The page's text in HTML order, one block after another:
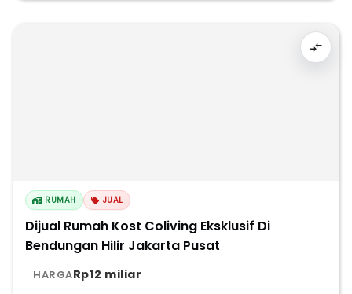
RUMAH JUAL
Dijual Rumah Kost Coliving Eksklusif Di
Bendungan Hilir Jakarta Pusat
HARGARp12 miliar